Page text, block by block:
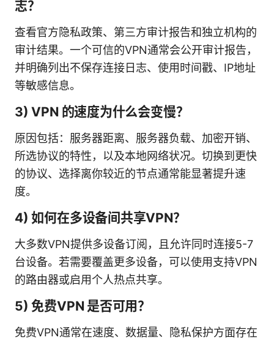
志？
查看官方隐私政策、第三方审计报告和独立机构的
审计结果。一个可信的VPN通常会公开审计报告，
并明确列出不保存连接日志、使用时间戳、IP地址
等敏感信息。
3) VPN 的速度为什么会变慢？
原因包括：服务器距离、服务器负载、加密开销、
所选协议的特性，以及本地网络状况。切换到更快
的协议、选择离你较近的节点通常能显著提升速
度。
4) 如何在多设备间共享VPN？
大多数VPN提供多设备订阅，且允许同时连接5-7
台设备。若需要覆盖更多设备，可以使用支持VPN
的路由器或启用个人热点共享。
5) 免费VPN 是否可用？
免费VPN通常在速度、数据量、隐私保护方面存在